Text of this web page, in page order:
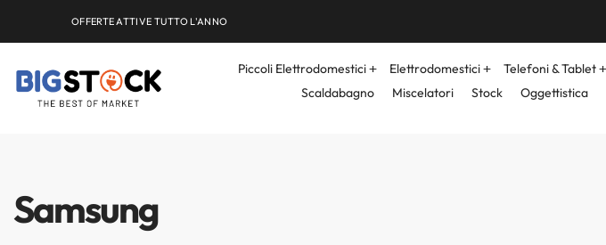
OFFERTE ATTIVE TUTTO L'ANNO
Piccoli Elettrodomestici Elettrodomestici Telefoni & Tablet
Scaldabagno
Miscelatori Stock Oggettistica
Samsung